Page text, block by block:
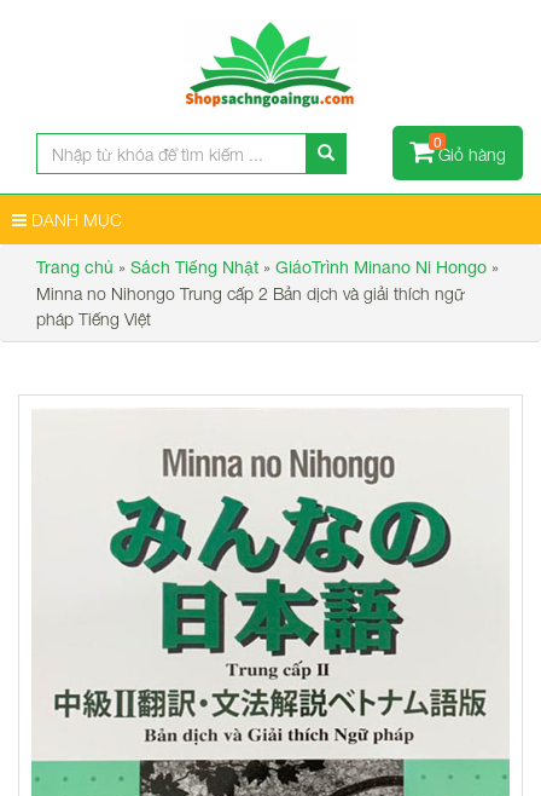
Giỏ hàng
0
DANH MỤC
Trang chủ » Sách Tiếng Nhật » GiáoTrình Minano Ni Hongo »
Minna no Nihongo Trung cấp 2 Bản dịch và giải thích ngữ
pháp Tiếng Việt